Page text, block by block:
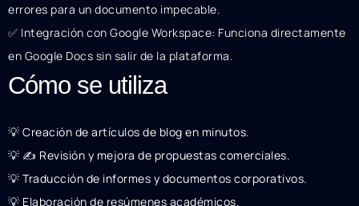
errores para un documento impecable.
✅ Integración con Google Workspace: Funciona directamente
en Google Docs sin salir de la plataforma.
Cómo se utiliza
💡 Creación de artículos de blog en minutos.
💡 ✍️ Revisión y mejora de propuestas comerciales.
💡 Traducción de informes y documentos corporativos.
💡 Elaboración de resúmenes académicos.